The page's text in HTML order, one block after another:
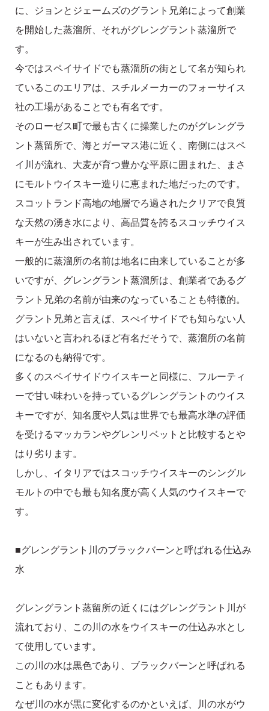
に、ジョンとジェームズのグラント兄弟によって創業
を開始した蒸溜所、それがグレングラント蒸溜所で
す。
今ではスペイサイドでも蒸溜所の街として名が知られ
ているこのエリアは、スチルメーカーのフォーサイス
社の工場があることでも有名です。
そのローゼス町で最も古くに操業したのがグレングラ
ント蒸留所で、海とガーマス港に近く、南側にはスペ
イ川が流れ、大麦が育つ豊かな平原に囲まれた、まさ
にモルトウイスキー造りに恵まれた地だったのです。
スコットランド高地の地層でろ過されたクリアで良質
な天然の湧き水により、高品質を誇るスコッチウイス
キーが生み出されています。
一般的に蒸溜所の名前は地名に由来していることが多
いですが、グレングラント蒸溜所は、創業者であるグ
ラント兄弟の名前が由来のなっていることも特徴的。
グラント兄弟と言えば、スぺイサイドでも知らない人
はいないと言われるほど有名だそうで、蒸溜所の名前
になるのも納得です。
多くのスペイサイドウイスキーと同様に、フルーティ
ーで甘い味わいを持っているグレングラントのウイス
キーですが、知名度や人気は世界でも最高水準の評価
を受けるマッカランやグレンリベットと比較するとや
はり劣ります。
しかし、イタリアではスコッチウイスキーのシングル
モルトの中でも最も知名度が高く人気のウイスキーで
す。
■グレングラント川のブラックバーンと呼ばれる仕込み
水
グレングラント蒸留所の近くにはグレングラント川が
流れており、この川の水をウイスキーの仕込み水とし
て使用しています。
この川の水は黒色であり、ブラックバーンと呼ばれる
こともあります。
なぜ川の水が黒に変化するのかといえば、川の水がウ